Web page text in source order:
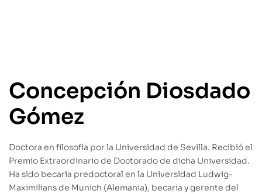
Concepción Diosdado
Gómez
Doctora en filosofía por la Universidad de Sevilla. Recibió el
Premio Extraordinario de Doctorado de dicha Universidad.
Ha sido becaria predoctoral en la Universidad Ludwig-
Maximilians de Munich (Alemania), becaria y gerente del